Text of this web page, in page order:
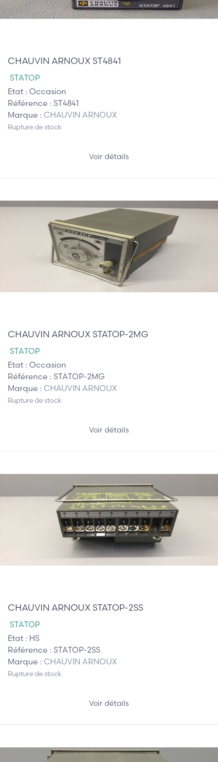
CHAUVIN ARNOUX ST4841
STATOP
Etat : Occasion
Référence : ST4841
Marque : CHAUVIN ARNOUX
Rupture de stock
Voir détails
CHAUVIN ARNOUX STATOP-2MG
STATOP
Etat : Occasion
Référence : STATOP-2MG
Marque : CHAUVIN ARNOUX
Rupture de stock
Voir détails
CHAUVIN ARNOUX STATOP-2SS
STATOP
Etat : HS
Référence : STATOP-2SS
Marque : CHAUVIN ARNOUX
Rupture de stock
Voir détails